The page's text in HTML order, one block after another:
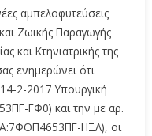
αμπελοφυτεύσεις
Ζωικής Παραγωγής
και Κτηνιατρικής της
ενημερώνει ότι
2-2017 Υπουργική
ΓΦ0) και την με αρ.
ΗΞΛ), οι